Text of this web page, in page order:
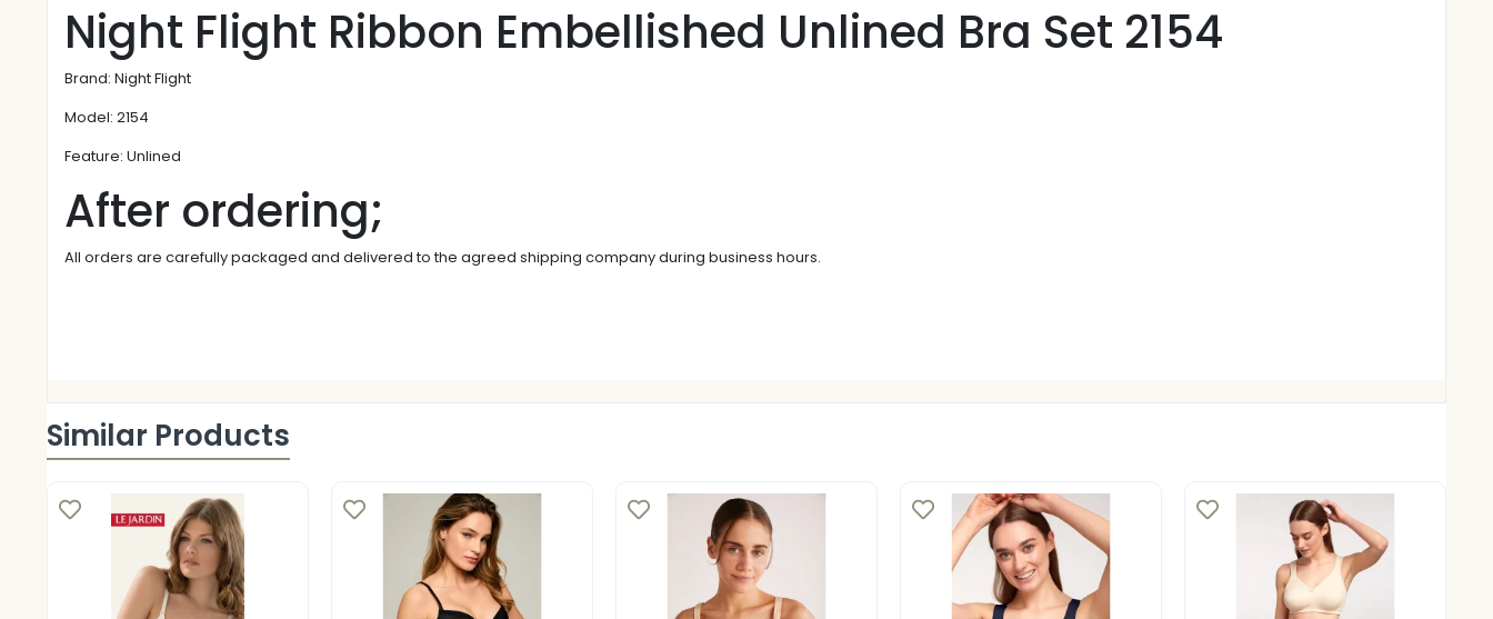
Night Flight Ribbon Embellished Unlined Bra Set 2154
Brand: Night Flight
Model: 2154
Feature: Unlined
After ordering;
All orders are carefully packaged and delivered to the agreed shipping company during business hours.
Similar Products